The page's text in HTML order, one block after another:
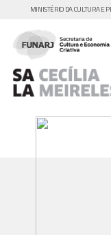
MINISTÉRIO DA CULTURA E